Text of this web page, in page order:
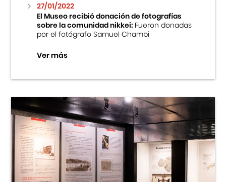
Fondo Editorial
Teatro Peruano Japonés
27/01/2022
El Museo recibió donación de fotografías
sobre la comunidad nikkei:Fueron donadas
por el fotógrafo Samuel Chambi
Ver más